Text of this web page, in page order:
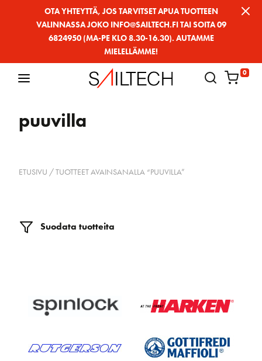
OTA YHTEYTTÄ, JOS TARVITSET APUA TUOTTEEN
VALINNASSA JOKO INFO@SAILTECH.FI TAI SOITA 09
6824950 (MA-PE KLO 8.30-16.30). AUTAMME
MIELELLÄMME!
0
puuvilla
ETUSIVU / TUOTTEET AVAINSANALLA “PUUVILLA”
Suodata tuotteita